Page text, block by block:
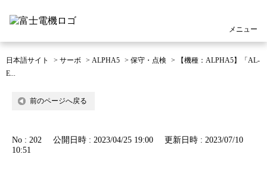
メニュー
日本語サイト > サーボ > ALPHA5 > 保守・点検 >
【機種：ALPHA5】「AL-
E...
前のページへ戻る
No : 202 公開日時 : 2023/04/25 19:00
更新日時 : 2023/07/10
10:51